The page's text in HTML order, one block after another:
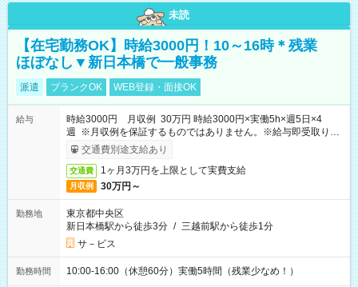
未読
【在宅勤務OK】時給3000円！10～16時＊残業
ほぼなし▼新日本橋で一般事務
派遣 ブランクOK WEB登録・面接OK
給与
時給3000円 月収例 30万円 時給3000円×実働5h×週5日×4
週 ※月収例を保証するものではありません。※給与即受取りサ
ービス利用可（利用条件有）
交通費別途支給あり
交通費 1ヶ月3万円を上限として実費支給
月収例 30万円～
勤務地
東京都中央区
新日本橋駅から徒歩3分 / 三越前駅から徒歩1分
サ－ビス
勤務時間 10:00-16:00（休憩60分）実働5時間（残業少なめ！）